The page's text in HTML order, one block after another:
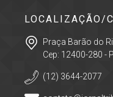
LOCALIZAÇÃO/
Praça Barão do
Cep: 12400-280 -
(12) 3644-2077